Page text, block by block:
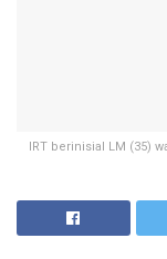
IRT berinisial LM (35)